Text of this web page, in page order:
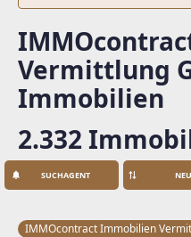
Vermittlung
Immobilien
2.332
SUCHAGENT
IMMOcontract Immobilien